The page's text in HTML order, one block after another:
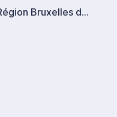
La Région Bruxelles déploie RENOLUTION pour améliorer la performance énergétique du bâti et atteindre ses objectifs